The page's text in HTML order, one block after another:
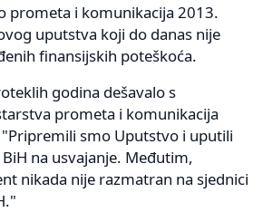
prometa i komunikacija 2013.
uputstva koji do danas nije
finansijskih poteškoća.
godina dešavalo s
prometa i komunikacija
smo Uputstvo i uputili
na usvajanje. Međutim,
nikada nije razmatran na sjednici